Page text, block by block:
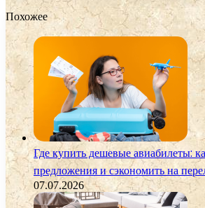
Похожее
Где купить дешевые авиабилеты:
предложения и сэкономить на
07.07.2026